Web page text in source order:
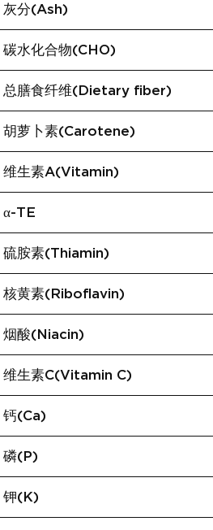
灰分(Ash)
碳水化合物(CHO)
总膳食纤维(Dietary fiber)
胡萝卜素(Carotene)
维生素A(Vitamin)
α-TE
硫胺素(Thiamin)
核黄素(Riboflavin)
烟酸(Niacin)
维生素C(Vitamin C)
钙(Ca)
磷(P)
钾(K)